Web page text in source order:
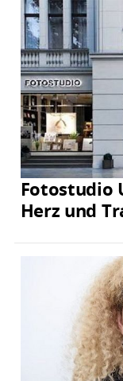
Fotostudio
Herz und